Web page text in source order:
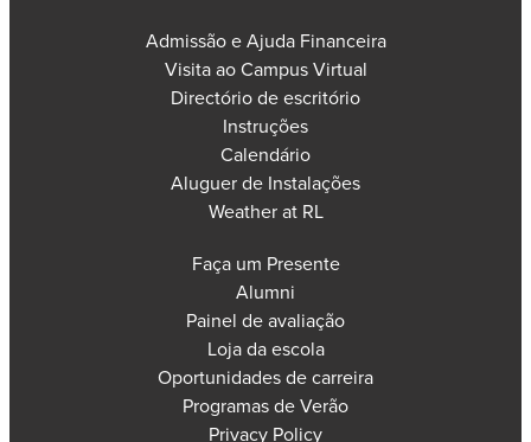
Admissão e Ajuda Financeira
Visita ao Campus Virtual
Directório de escritório
Instruções
Calendário
Aluguer de Instalações
Weather at RL
Faça um Presente
Alumni
Painel de avaliação
Loja da escola
Oportunidades de carreira
Programas de Verão
Privacy Policy